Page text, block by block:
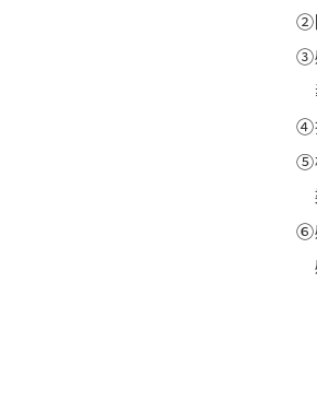
②
③
④
⑤
⑥